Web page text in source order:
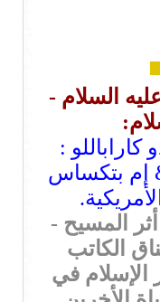
السلام -
:
إم بتكساس
المسيح -
الكاتب
الإسلام في